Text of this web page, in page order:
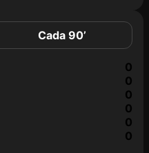
Cada 90’
0
0
0
0
0
0